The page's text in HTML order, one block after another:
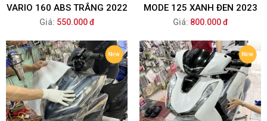
VARIO 160 ABS TRẮNG 2022
Giá: 550.000 đ
MODE 125 XANH ĐEN 2023
Giá: 800.000 đ